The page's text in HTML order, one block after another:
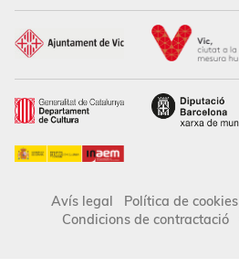
Avís legal Política de cookies
Condicions de contractació